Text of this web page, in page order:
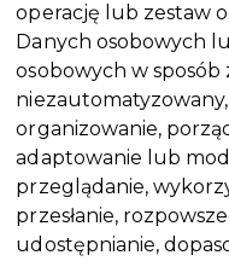
operację lub zestaw
Danych osobowych
osobowych w
organizowanie,
adaptowanie lub
przeglądanie,
przesłanie,
udostępnianie,